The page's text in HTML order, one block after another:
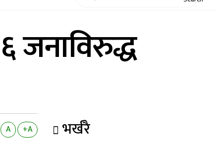
जनाविरुद्ध
A +A भर्खरै